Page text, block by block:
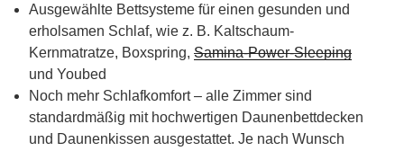
Ausgewählte Bettsysteme für einen gesunden und
erholsamen Schlaf, wie z. B. Kaltschaum-
Kernmatratze, Boxspring, Samina-Power-Sleeping
und Youbed
Noch mehr Schlafkomfort – alle Zimmer sind
standardmäßig mit hochwertigen Daunenbettdecken
und Daunenkissen ausgestattet. Je nach Wunsch